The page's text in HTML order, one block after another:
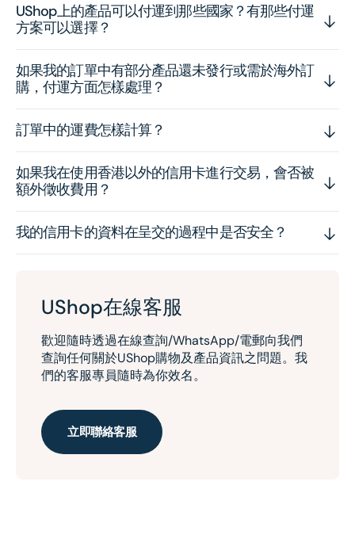
UShop上的產品可以付運到那些國家？有那些付運
方案可以選擇？
如果我的訂單中有部分產品還未發行或需於海外訂
購，付運方面怎樣處理？
訂單中的運費怎樣計算？
如果我在使用香港以外的信用卡進行交易，會否被
額外徵收費用？
我的信用卡的資料在呈交的過程中是否安全？
UShop在線客服
歡迎隨時透過在線查詢/WhatsApp/電郵向我們
查詢任何關於UShop購物及產品資訊之問題。我
們的客服專員隨時為你效名。
立即聯絡客服